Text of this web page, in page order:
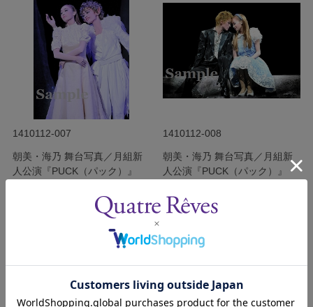
1410112-007
朝美・海乃 舞台写真／月組新
人公演『PUCK（パック）』
1410112-008
朝美・海乃 舞台写真／月組新
人公演『PUCK（パック）』